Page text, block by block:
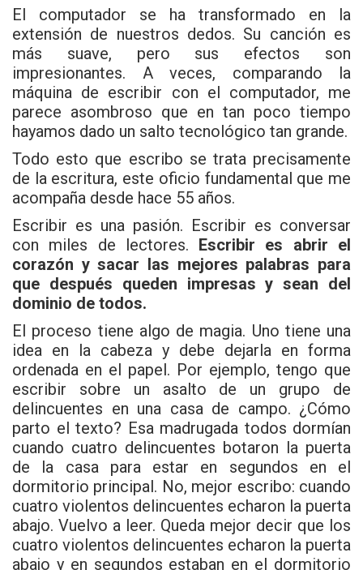
El computador se ha transformado en la
extensión de nuestros dedos. Su canción es
más suave, pero sus efectos son
impresionantes. A veces, comparando la
máquina de escribir con el computador, me
parece asombroso que en tan poco tiempo
hayamos dado un salto tecnológico tan grande.
Todo esto que escribo se trata precisamente
de la escritura, este oficio fundamental que me
acompaña desde hace 55 años.
Escribir es una pasión. Escribir es conversar
con miles de lectores. Escribir es abrir el
corazón y sacar las mejores palabras para
que después queden impresas y sean del
dominio de todos.
El proceso tiene algo de magia. Uno tiene una
idea en la cabeza y debe dejarla en forma
ordenada en el papel. Por ejemplo, tengo que
escribir sobre un asalto de un grupo de
delincuentes en una casa de campo. ¿Cómo
parto el texto? Esa madrugada todos dormían
cuando cuatro delincuentes botaron la puerta
de la casa para estar en segundos en el
dormitorio principal. No, mejor escribo: cuando
cuatro violentos delincuentes echaron la puerta
abajo. Vuelvo a leer. Queda mejor decir que los
cuatro violentos delincuentes echaron la puerta
abajo y en segundos estaban en el dormitorio